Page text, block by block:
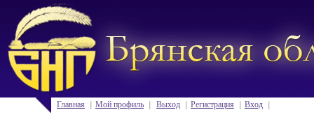
Главная Мой профиль Выход Регистрация Вход